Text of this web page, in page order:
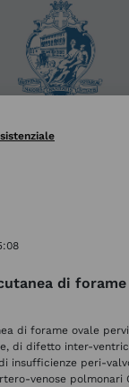
di
di forame ovale
di difetto inter-
insufficienze peri-
venose polmonari